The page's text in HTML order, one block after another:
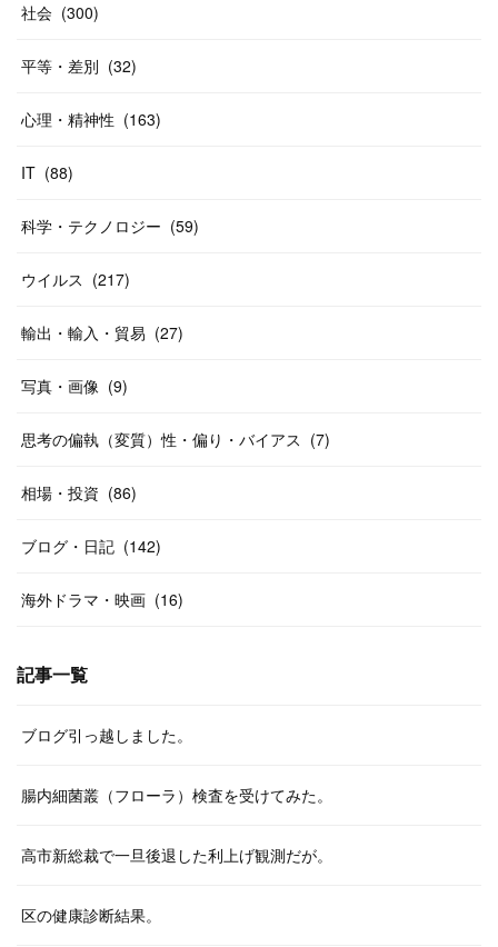
社会 (300)
平等・差別 (32)
心理・精神性 (163)
IT (88)
科学・テクノロジー (59)
ウイルス (217)
輸出・輸入・貿易 (27)
写真・画像 (9)
思考の偏執（変質）性・偏り・バイアス (7)
相場・投資 (86)
ブログ・日記 (142)
海外ドラマ・映画 (16)
記事一覧
ブログ引っ越しました。
腸内細菌叢（フローラ）検査を受けてみた。
高市新総裁で一旦後退した利上げ観測だが。
区の健康診断結果。